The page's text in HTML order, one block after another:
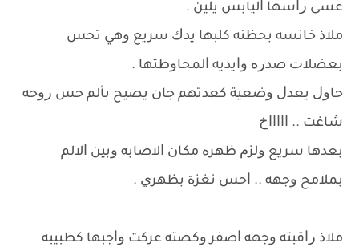
ﻋﺴﻰ ﺭﺍﺳﻬﺎ ﺍﻟﻴﺎﺑﺲ ﻳﻠﻴﻦ .
ﻣﻼﺫ ﺧﺎﻧﺴﻪ ﺑﺤﻈﻨﻪ ﻛﻠﺒﻬﺎ ﻳﺪﻙ ﺳﺮﻳﻊ ﻭﻫﻲ ﺗﺤﺲ
ﺑﻌﻀﻼﺕ ﺻﺪﺭﻩ ﻭﺍﻳﺪﻳﻪ ﺍﻟﻤﺤﺎﻭﻃﺘﻬﺎ .
ﺣﺎﻭﻝ ﻳﻌﺪﻝ ﻭﺿﻌﻴﺔ ﻛﻌﺪﺗﻬﻢ ﺟﺎﻥ ﻳﺼﻴﺢ ﺑﺄﻟﻢ ﺣﺲ ﺭﻭﺣﻪ
ﺷﺎﻏﺖ .. ﺍﺍﺍﺍﺍﺥ
ﺑﻌﺪﻫﺎ ﺳﺮﻳﻊ ﻭﻟﺰﻡ ﻇﻬﺮﻩ ﻣﻜﺎﻥ ﺍﻻﺻﺎﺑﻪ ﻭﺑﻴﻦ ﺍﻻﻟﻢ
ﺑﻤﻼﻣﺢ ﻭﺟﻬﻪ .. ﺍﺣﺲ ﻧﻐﺰﺓ ﺑﻈﻬﺮﻱ .
ﻣﻼﺫ ﺭﺍﻗﺒﺘﻪ ﻭﺟﻬﻪ ﺍﺻﻔﺮ ﻭﻛﺼﺘﻪ ﻋﺮﻛﺖ ﻭﺍﺟﺒﻬﺎ ﻛﻄﺒﻴﺒﻪ